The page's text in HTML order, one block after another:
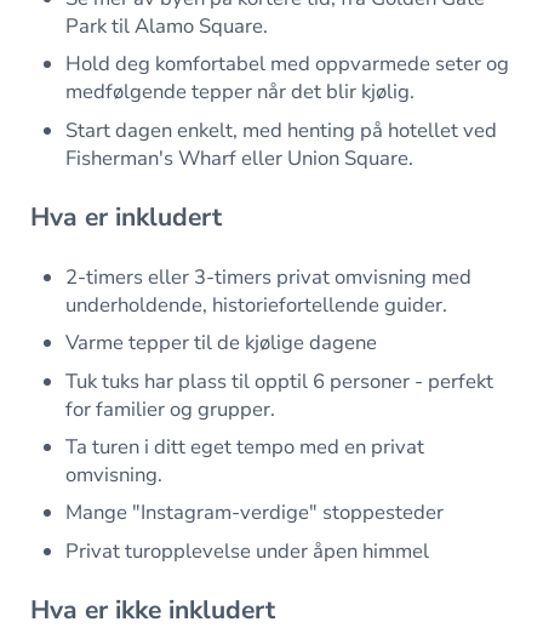
Park til Alamo Square.
Hold deg komfortabel med oppvarmede seter og
medfølgende tepper når det blir kjølig.
Start dagen enkelt, med henting på hotellet ved
Fisherman's Wharf eller Union Square.
Hva er inkludert
2-timers eller 3-timers privat omvisning med
underholdende, historiefortellende guider.
Varme tepper til de kjølige dagene
Tuk tuks har plass til opptil 6 personer - perfekt
for familier og grupper.
Ta turen i ditt eget tempo med en privat
omvisning.
Mange "Instagram-verdige" stoppesteder
Privat turopplevelse under åpen himmel
Hva er ikke inkludert